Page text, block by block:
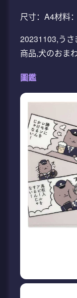
尺寸：A4材料
20231103,う
商品,犬のおま
圖鑑